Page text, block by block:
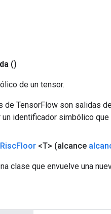
()
de un tensor.
de TensorFlow son salidas
identificador simbólico
Floor <T> (alcance
clase que envuelve una